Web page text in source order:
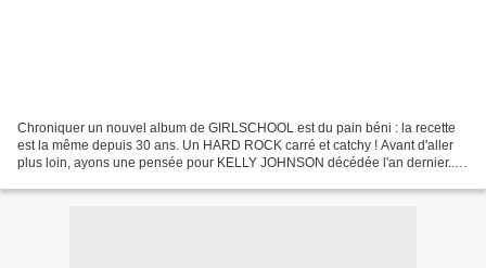
Chroniquer un nouvel album de GIRLSCHOOL est du pain béni : la recette
est la même depuis 30 ans. Un HARD ROCK carré et catchy ! Avant d'aller
plus loin, ayons une pensée pour KELLY JOHNSON décédée l'an dernier...